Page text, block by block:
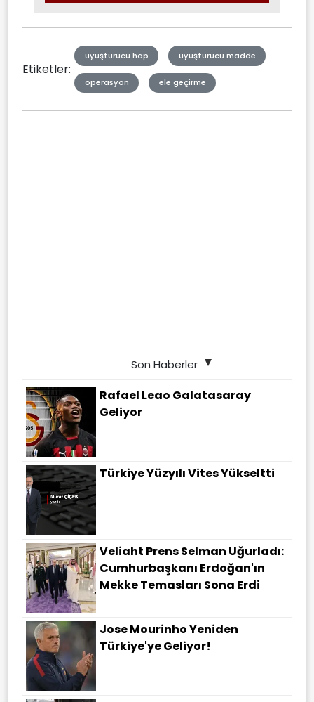
Etiketler:
uyuşturucu hap uyuşturucu madde
operasyon ele geçirme
Son Haberler
Rafael Leao Galatasaray
Geliyor
Türkiye Yüzyılı Vites Yükseltti
Veliaht Prens Selman Uğurladı:
Cumhurbaşkanı Erdoğan'ın
Mekke Temasları Sona Erdi
Jose Mourinho Yeniden
Türkiye'ye Geliyor!